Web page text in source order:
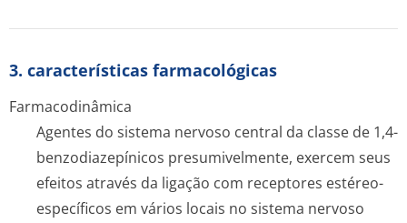
3. características farmacológicas
Farmacodinâmica
Agentes do sistema nervoso central da classe de 1,4-
benzodiazepínicos presumivelmente, exercem seus
efeitos através da ligação com receptores estéreo-
específicos em vários locais no sistema nervoso